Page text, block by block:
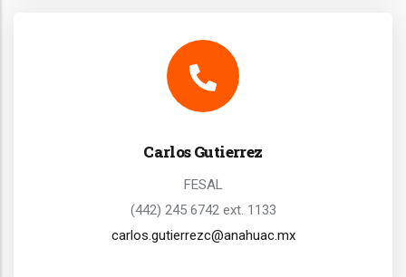
Carlos Gutierrez
FESAL
(442) 245 6742 ext. 1133
carlos.gutierrezc@anahuac.mx